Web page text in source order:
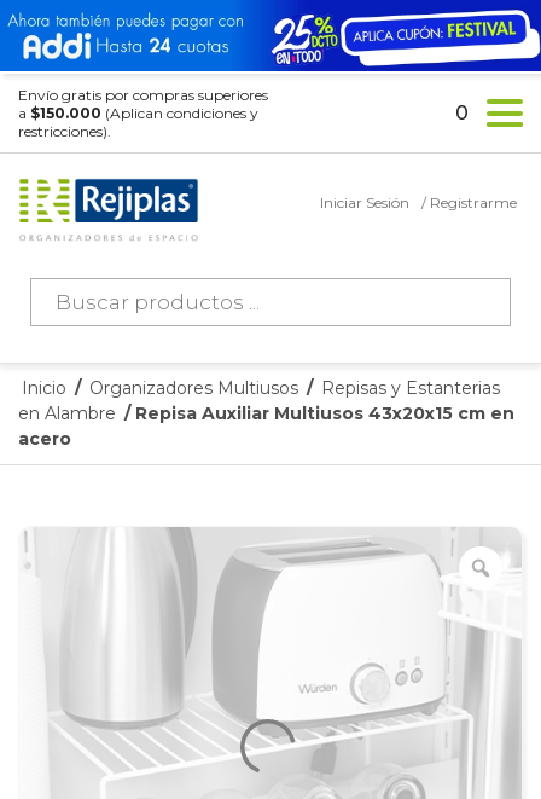
Envío gratis por compras superiores
a $150.000 (Aplican condiciones y
restricciones).
Búsqueda
productos
Iniciar Sesión / Registrarme
0
Inicio / Organizadores Multiusos / Repisas y Estanterias
en Alambre / Repisa Auxiliar Multiusos 43x20x15 cm en
acero